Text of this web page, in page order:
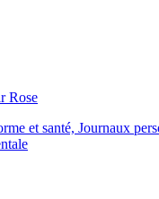
Rose
et santé, Journaux